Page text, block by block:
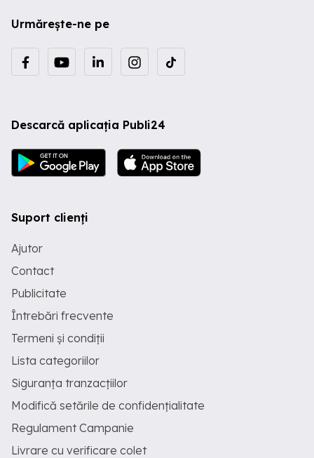
Urmărește-ne pe
Descarcă aplicația Publi24
Suport clienți
Ajutor
Contact
Publicitate
Întrebări frecvente
Termeni și condiții
Lista categoriilor
Siguranța tranzacțiilor
Modifică setările de confidențialitate
Regulament Campanie
Livrare cu verificare colet